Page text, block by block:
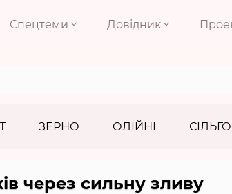
Спецтеми Довідник
ЗЕРНО ОЛІЙНІ
через сильну зливу